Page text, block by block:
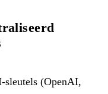
(OpenAI,